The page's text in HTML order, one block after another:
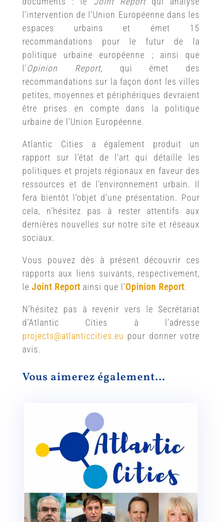
l’intervention de l’Union Européenne dans les
espaces urbains et émet 15
recommandations pour le futur de la
politique urbaine européenne ; ainsi que
l’Opinion Report, qui émet des
recommandations sur la façon dont les villes
petites, moyennes et périphériques devraient
être prises en compte dans la politique
urbaine de l’Union Européenne.
Atlantic Cities a également produit un
rapport sur l’état de l’art qui détaille les
politiques et projets régionaux en faveur des
ressources et de l’environnement urbain. Il
fera bientôt l’objet d’une présentation. Pour
cela, n’hésitez pas à rester attentifs aux
dernières nouvelles sur notre site et réseaux
sociaux.
Vous pouvez dès à présent découvrir ces
rapports aux liens suivants, respectivement,
le Joint Reportainsi que l’Opinion Report.
N’hésitez pas à revenir vers le Secrétariat
d’Atlantic Cities à l’adresse
projects@atlanticcities.eu pour donner votre
avis.
Vous aimerez également…